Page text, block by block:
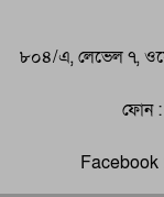
৮০৪/এ, লেভেল ৭,
ফোন
Facebook